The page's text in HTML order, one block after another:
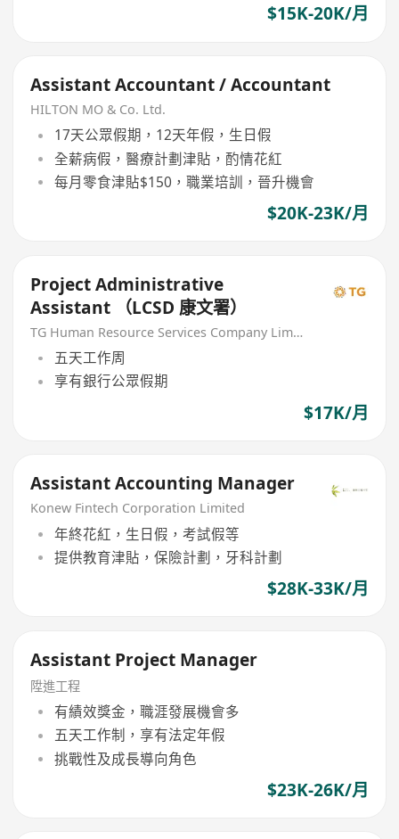
$15K-20K/月
Assistant Accountant / Accountant
HILTON MO & Co. Ltd.
17天公眾假期，12天年假，生日假
全薪病假，醫療計劃津貼，酌情花紅
每月零食津貼$150，職業培訓，晉升機會
$20K-23K/月
Project Administrative
Assistant （LCSD 康文署）
TG Human Resource Services Company Limited
五天工作周
享有銀行公眾假期
$17K/月
Assistant Accounting Manager
Konew Fintech Corporation Limited
年終花紅，生日假，考試假等
提供教育津貼，保險計劃，牙科計劃
$28K-33K/月
Assistant Project Manager
陞進工程
有績效獎金，職涯發展機會多
五天工作制，享有法定年假
挑戰性及成長導向角色
$23K-26K/月